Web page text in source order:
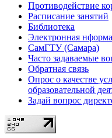
Противодействие
Расписание занятий
Библиотека
Электронная
СамГТУ (Самара)
Часто задаваемые
Обратная связь
Опрос о качестве
образовательной
Задай вопрос